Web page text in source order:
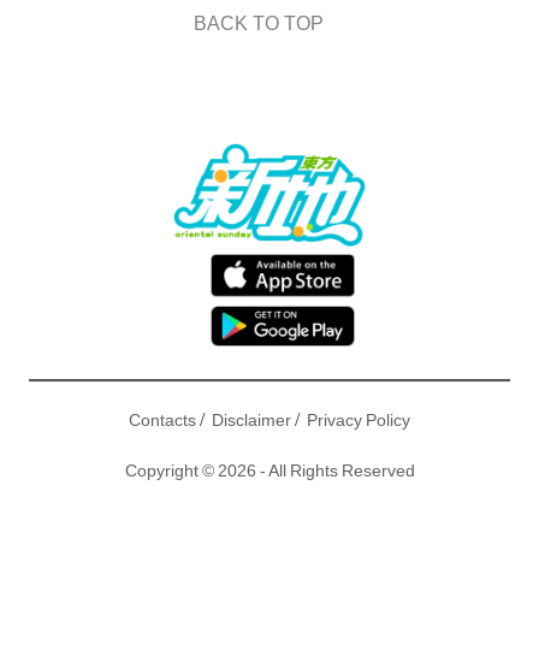
BACK TO TOP
Contacts/ Disclaimer/ Privacy Policy
Copyright © 2026 - All Rights Reserved